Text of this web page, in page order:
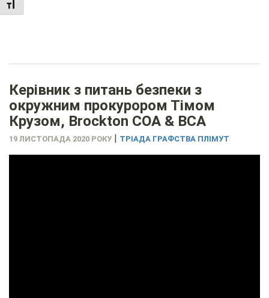
TOGGLE FONT SIZE
Керівник з питань безпеки з
окружним прокурором Тімом
Крузом, Brockton COA & BCA
19 ЛИСТОПАДА 2020 РОКУ ТРІАДА ГРАФСТВА ПЛІМУТ